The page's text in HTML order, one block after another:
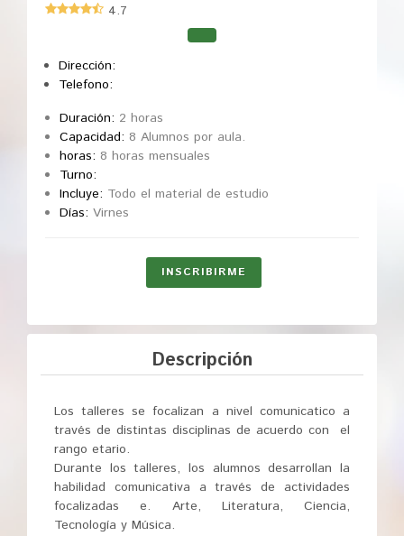
4.7
Dirección:
Telefono:
Duración: 2 horas
Capacidad: 8 Alumnos por aula.
horas: 8 horas mensuales
Turno:
Incluye: Todo el material de estudio
Días: Virnes
INSCRIBIRME
Descripción
Los talleres se focalizan a nivel comunicatico a
través de distintas disciplinas de acuerdo con el
rango etario.
Durante los talleres, los alumnos desarrollan la
habilidad comunicativa a través de actividades
focalizadas e. Arte, Literatura, Ciencia,
Tecnología y Música.